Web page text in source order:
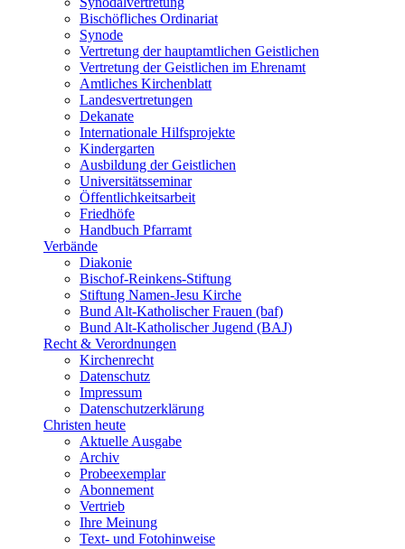
Bischöfliches Ordinariat
Synode
Vertretung der hauptamtlichen Geistlichen
Vertretung der Geistlichen im Ehrenamt
Amtliches Kirchenblatt
Landesvertretungen
Dekanate
Internationale Hilfsprojekte
Kindergarten
Ausbildung der Geistlichen
Universitätsseminar
Öffentlichkeitsarbeit
Friedhöfe
Handbuch Pfarramt
Verbände
Diakonie
Bischof-Reinkens-Stiftung
Stiftung Namen-Jesu Kirche
Bund Alt-Katholischer Frauen (baf)
Bund Alt-Katholischer Jugend (BAJ)
Recht & Verordnungen
Kirchenrecht
Datenschutz
Impressum
Datenschutzerklärung
Christen heute
Aktuelle Ausgabe
Archiv
Probeexemplar
Abonnement
Vertrieb
Ihre Meinung
Text- und Fotohinweise